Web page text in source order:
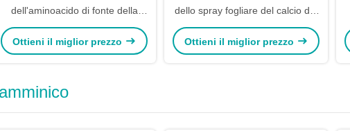
dell'aminoacido di fonte della
farina di soia
Ottieni il miglior prezzo
dello spray fogliare del calcio del
chelato organico del boro
Ottieni il miglior prezzo